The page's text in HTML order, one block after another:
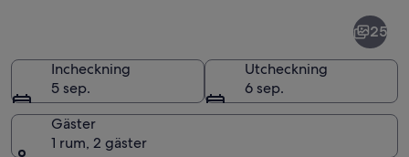
25
Incheckning
5 sep.
Utcheckning
6 sep.
Gäster
1 rum, 2 gäster